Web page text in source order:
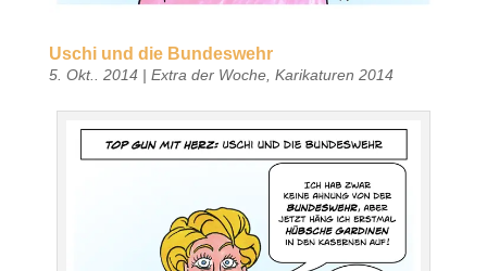
Uschi und die Bundeswehr
5. Okt.. 2014| Extra der Woche, Karikaturen 2014